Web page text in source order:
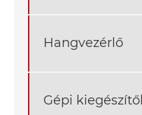
Hangvezérlő
Gépi